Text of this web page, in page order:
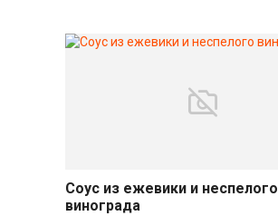
Соусы
Соус из ежевики и неспелого
винограда